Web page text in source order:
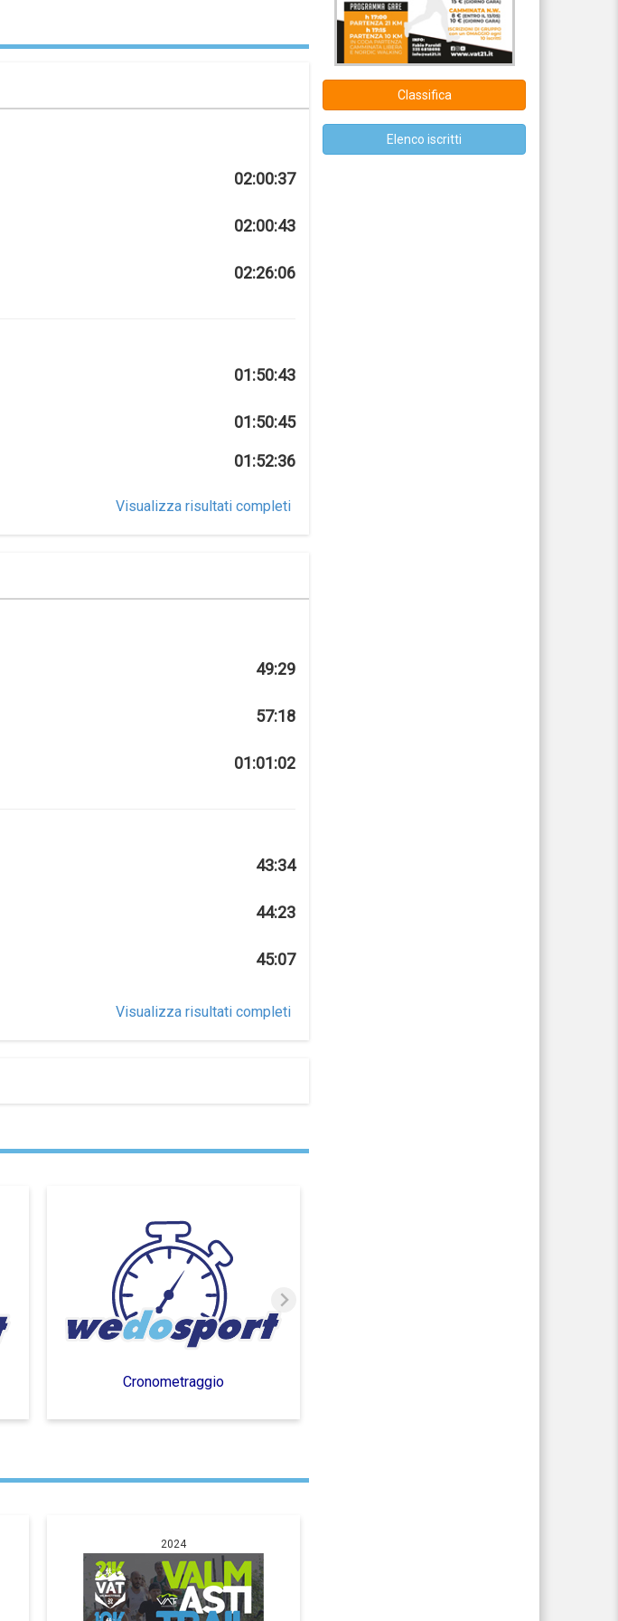
02:00:37
02:00:43
02:26:06
01:50:43
01:50:45
01:52:36
Visualizza risultati completi
49:29
57:18
01:01:02
43:34
44:23
45:07
Visualizza risultati completi
Cronometraggio
2024
Classifica
Elenco iscritti